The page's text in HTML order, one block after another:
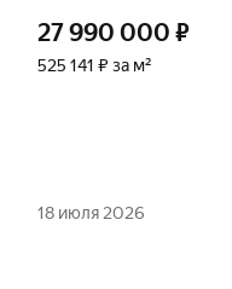
27 990 000 ₽
525 141 ₽ за м²
18 июля 2026